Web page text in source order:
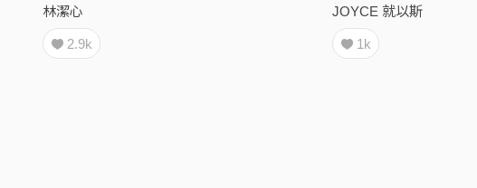
林潔心
2.9k
JOYCE 就以斯
1k